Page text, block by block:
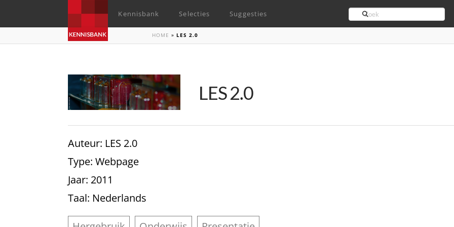
Kennisbank Selecties Suggesties Search
HOME »LES 2.0
LES 2.0
Auteur: LES 2.0
Type: Webpage
Jaar: 2011
Taal: Nederlands